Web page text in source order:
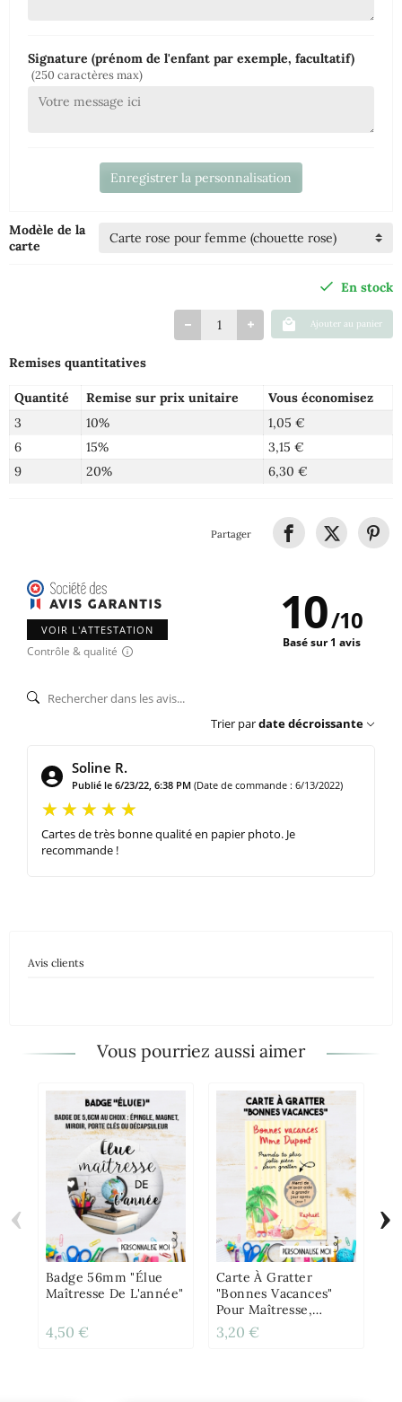
Signature (prénom de l'enfant par exemple, facultatif)
(250 caractères max)
Enregistrer la personnalisation
Modèle de la
carte
En stock
Ajouter au panier
Remises quantitatives
Quantité Remise sur prix unitaire
Vous économisez
3
10%
1,05 €
6
15%
3,15 €
9
20% 6,30 €
Partager
VOIR L'ATTESTATION
Contrôle & qualité
10/10
Basé sur 1 avis
Trier pardate décroissante
Soline R.
Publié le 6/23/22, 6:38 PM (Date de commande : 6/13/2022)
Cartes de très bonne qualité en papier photo. Je
recommande !
Avis clients
Vous pourriez aussi aimer
Badge 56mm "Élue
Maîtresse De L'année"
4,50 €
Carte À Gratter
"Bonnes Vacances"
Pour Maîtresse,
Maître, ATSEM,
Nounou Etc
3,20 €
‹ ›